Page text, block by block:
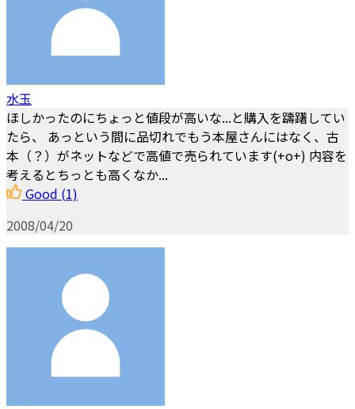
水玉
ほしかったのにちょっと値段が高いな...と購入を躊躇してい
たら、 あっという間に品切れでもう本屋さんにはなく、古
本（？）がネットなどで高値で売られています(+o+) 内容を
考えるとちっとも高くなか...
Good (1)
2008/04/20